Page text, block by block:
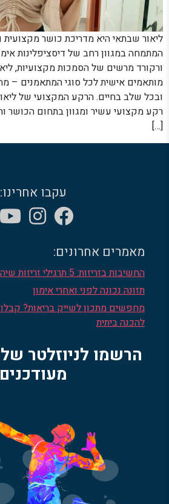
ליאור שבתאי היא מדריכת כושר מקצועית
המתמחה במגוון רחב של דיסציפלינות
ורקורד מרשים של הסמכות מקצועיות,
מותאמים אישית לכל סוגי המתאמנים –
ובכל שלב בחיים. הרקע המקצועי של
רקע מקצועי עשיר ומגוון בתחום הכושר
[…]
עקבו אחרינו:
מאמרים אחרונים:
החשיבות בזריזות: 5 תרגילי זריזות שיהפכו אתכם לאלופים
תזונה נכונה לפני ואחרי אימון
להכנה ביתית
הרשמו לניוזלטר
מעודכנים